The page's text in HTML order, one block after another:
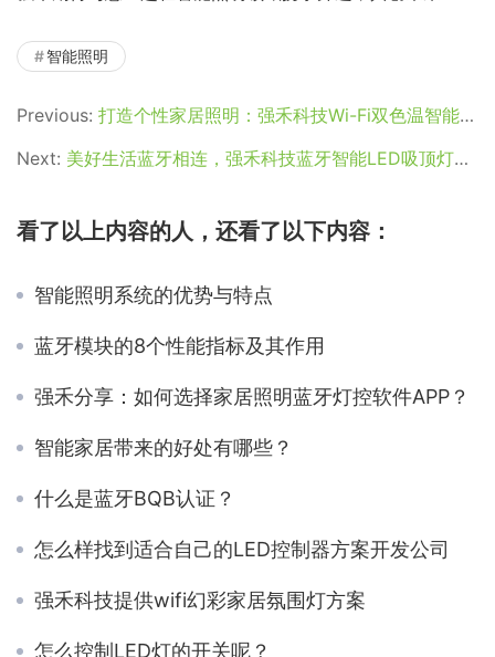
智能照明
Previous: 打造个性家居照明：强禾科技Wi-Fi双色温智能灯带方案
Next: 美好生活蓝牙相连，强禾科技蓝牙智能LED吸顶灯方案
看了以上内容的人，还看了以下内容：
智能照明系统的优势与特点
蓝牙模块的8个性能指标及其作用
强禾分享：如何选择家居照明蓝牙灯控软件APP？
智能家居带来的好处有哪些？
什么是蓝牙BQB认证？
怎么样找到适合自己的LED控制器方案开发公司
强禾科技提供wifi幻彩家居氛围灯方案
怎么控制LED灯的开关呢？